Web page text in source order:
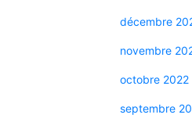
décembre
novembre
octobre 2022
septembre